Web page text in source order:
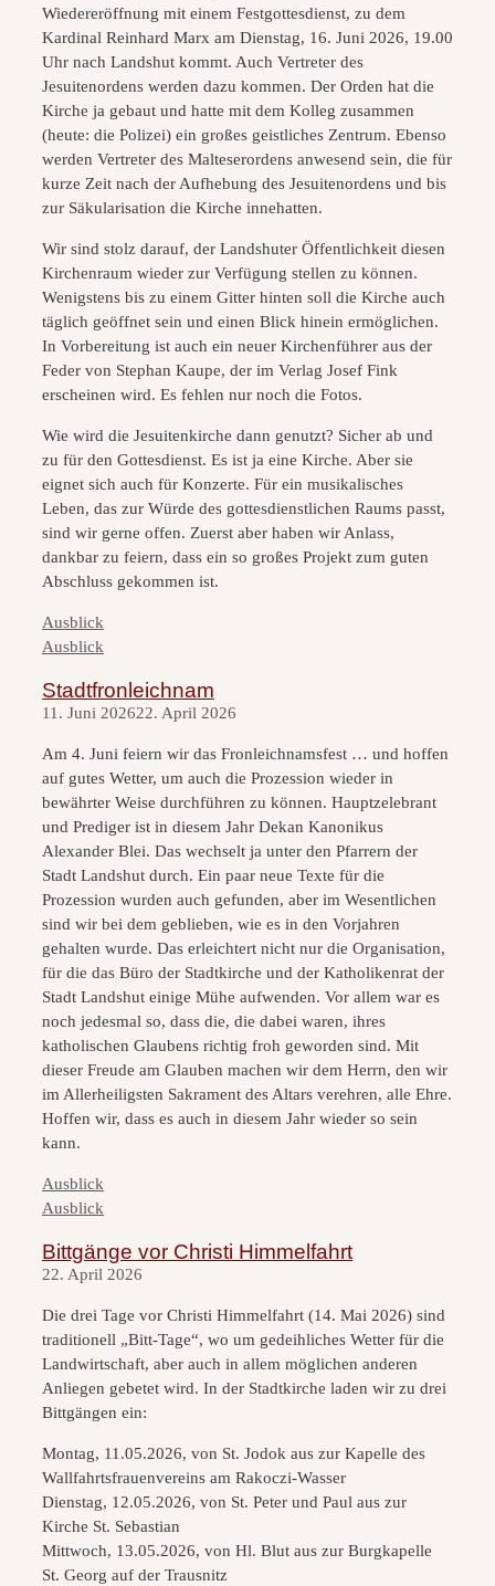
Wiedereröffnung mit einem Festgottesdienst, zu dem
Kardinal Reinhard Marx am Dienstag, 16. Juni 2026, 19.00
Uhr nach Landshut kommt. Auch Vertreter des
Jesuitenordens werden dazu kommen. Der Orden hat die
Kirche ja gebaut und hatte mit dem Kolleg zusammen
(heute: die Polizei) ein großes geistliches Zentrum. Ebenso
werden Vertreter des Malteserordens anwesend sein, die für
kurze Zeit nach der Aufhebung des Jesuitenordens und bis
zur Säkularisation die Kirche innehatten.
Wir sind stolz darauf, der Landshuter Öffentlichkeit diesen
Kirchenraum wieder zur Verfügung stellen zu können.
Wenigstens bis zu einem Gitter hinten soll die Kirche auch
täglich geöffnet sein und einen Blick hinein ermöglichen.
In Vorbereitung ist auch ein neuer Kirchenführer aus der
Feder von Stephan Kaupe, der im Verlag Josef Fink
erscheinen wird. Es fehlen nur noch die Fotos.
Wie wird die Jesuitenkirche dann genutzt? Sicher ab und
zu für den Gottesdienst. Es ist ja eine Kirche. Aber sie
eignet sich auch für Konzerte. Für ein musikalisches
Leben, das zur Würde des gottesdienstlichen Raums passt,
sind wir gerne offen. Zuerst aber haben wir Anlass,
dankbar zu feiern, dass ein so großes Projekt zum guten
Abschluss gekommen ist.
Kategorien
Ausblick
Kategorien
Ausblick
Stadtfronleichnam
11. Juni 202622. April 2026
Am 4. Juni feiern wir das Fronleichnamsfest … und hoffen
auf gutes Wetter, um auch die Prozession wieder in
bewährter Weise durchführen zu können. Hauptzelebrant
und Prediger ist in diesem Jahr Dekan Kanonikus
Alexander Blei. Das wechselt ja unter den Pfarrern der
Stadt Landshut durch. Ein paar neue Texte für die
Prozession wurden auch gefunden, aber im Wesentlichen
sind wir bei dem geblieben, wie es in den Vorjahren
gehalten wurde. Das erleichtert nicht nur die Organisation,
für die das Büro der Stadtkirche und der Katholikenrat der
Stadt Landshut einige Mühe aufwenden. Vor allem war es
noch jedesmal so, dass die, die dabei waren, ihres
katholischen Glaubens richtig froh geworden sind. Mit
dieser Freude am Glauben machen wir dem Herrn, den wir
im Allerheiligsten Sakrament des Altars verehren, alle Ehre.
Hoffen wir, dass es auch in diesem Jahr wieder so sein
kann.
Kategorien
Ausblick
Kategorien
Ausblick
Bittgänge vor Christi Himmelfahrt
22. April 2026
Die drei Tage vor Christi Himmelfahrt (14. Mai 2026) sind
traditionell „Bitt-Tage“, wo um gedeihliches Wetter für die
Landwirtschaft, aber auch in allem möglichen anderen
Anliegen gebetet wird. In der Stadtkirche laden wir zu drei
Bittgängen ein:
Montag, 11.05.2026, von St. Jodok aus zur Kapelle des
Wallfahrtsfrauenvereins am Rakoczi-Wasser
Dienstag, 12.05.2026, von St. Peter und Paul aus zur
Kirche St. Sebastian
Mittwoch, 13.05.2026, von Hl. Blut aus zur Burgkapelle
St. Georg auf der Trausnitz